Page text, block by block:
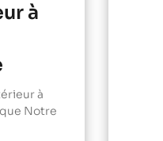
à
à
Notre